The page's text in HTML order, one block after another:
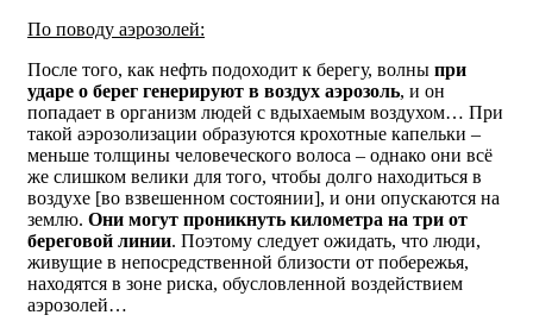
По поводу аэрозолей:
После того, как нефть подоходит к берегу, волны при
ударе о берег генерируют в воздух аэрозоль, и он
попадает в организм людей с вдыхаемым воздухом… При
такой аэрозолизации образуются крохотные капельки –
меньше толщины человеческого волоса – однако они всё
же слишком велики для того, чтобы долго находиться в
воздухе [во взвешенном состоянии], и они опускаются на
землю. Они могут проникнуть километра на три от
береговой линии. Поэтому следует ожидать, что люди,
живущие в непосредственной близости от побережья,
находятся в зоне риска, обусловленной воздействием
аэрозолей…